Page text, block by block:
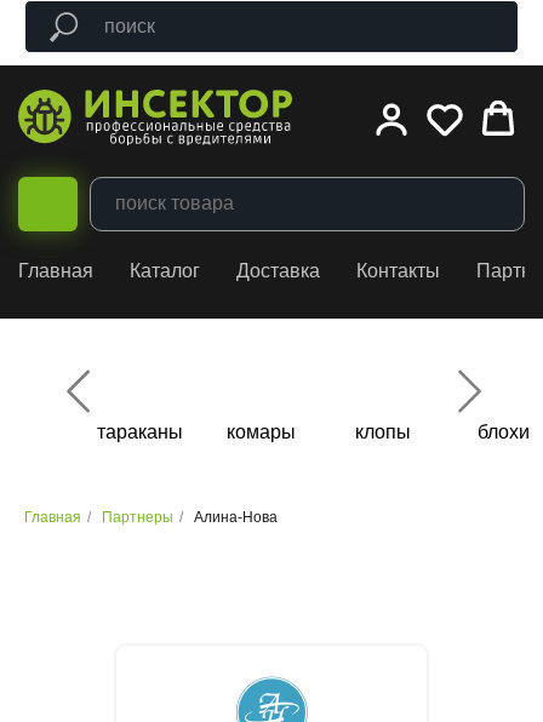
Главная Каталог Доставка Контакты
блохи
клопы
комары
тараканы
Главная / Партнеры / Алина-Нова